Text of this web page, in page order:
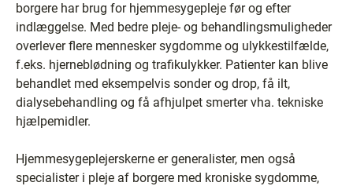
borgere har brug for hjemmesygepleje før og efter
indlæggelse. Med bedre pleje- og behandlingsmuligheder
overlever flere mennesker sygdomme og ulykkestilfælde,
f.eks. hjerneblødning og trafikulykker. Patienter kan blive
behandlet med eksempelvis sonder og drop, få ilt,
dialysebehandling og få afhjulpet smerter vha. tekniske
hjælpemidler.
Hjemmesygeplejerskerne er generalister, men også
specialister i pleje af borgere med kroniske sygdomme,